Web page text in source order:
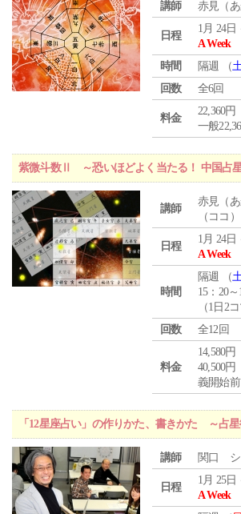
講師 赤見（
日程
1月 24日
A Week
時間
隔週 （
回数
全6回
料金
22,360円
一般
紫微斗数Ⅱ ～恐いほどよく当たる！ 中国占
講師
赤見（
（ココ）
日程
1月 24日
A Week
時間
隔週 （
15：20
（1日2コ
回数
全12回
料金
14,580
40,500
義開始前
「12星座占い」の作りかた、書きかた ～占
講師 関口 シ
日程
1月 25日
A Week